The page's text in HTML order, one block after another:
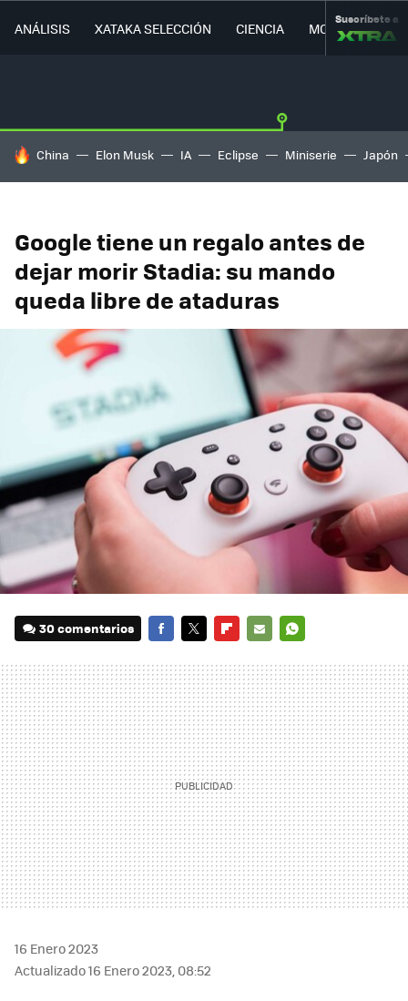
ANÁLISIS XATAKA SELECCIÓN CIENCIA MOVILIDAD
Suscríbete a
HOY SE HABLA DE
China Elon Musk IA Eclipse Miniserie Japón
Google tiene un regalo antes de
dejar morir Stadia: su mando
queda libre de ataduras
30 comentarios
MAIL
16 Enero 2023
Actualizado 16 Enero 2023, 08:52